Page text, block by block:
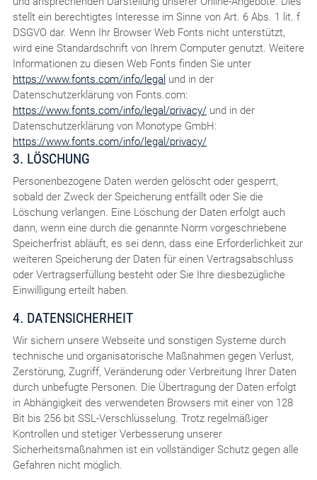
stellt ein berechtigtes Interesse im Sinne von Art. 6 Abs. 1 lit. f
DSGVO dar. Wenn Ihr Browser Web Fonts nicht unterstützt,
wird eine Standardschrift von Ihrem Computer genutzt. Weitere
Informationen zu diesen Web Fonts finden Sie unter
https://www.fonts.com/info/legal und in der
Datenschutzerklärung von Fonts.com:
https://www.fonts.com/info/legal/privacy/und in der
Datenschutzerklärung von Monotype GmbH:
https://www.fonts.com/info/legal/privacy/
3. LÖSCHUNG
Personenbezogene Daten werden gelöscht oder gesperrt,
sobald der Zweck der Speicherung entfällt oder Sie die
Löschung verlangen. Eine Löschung der Daten erfolgt auch
dann, wenn eine durch die genannte Norm vorgeschriebene
Speicherfrist abläuft, es sei denn, dass eine Erforderlichkeit zur
weiteren Speicherung der Daten für einen Vertragsabschluss
oder Vertragserfüllung besteht oder Sie Ihre diesbezügliche
Einwilligung erteilt haben.
4. DATENSICHERHEIT
Wir sichern unsere Webseite und sonstigen Systeme durch
technische und organisatorische Maßnahmen gegen Verlust,
Zerstörung, Zugriff, Veränderung oder Verbreitung Ihrer Daten
durch unbefugte Personen. Die Übertragung der Daten erfolgt
in Abhängigkeit des verwendeten Browsers mit einer von 128
Bit bis 256 bit SSL-Verschlüsselung. Trotz regelmäßiger
Kontrollen und stetiger Verbesserung unserer
Sicherheitsmaßnahmen ist ein vollständiger Schutz gegen alle
Gefahren nicht möglich.